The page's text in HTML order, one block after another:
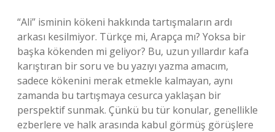
“Ali” isminin kökeni hakkında tartışmaların ardı
arkası kesilmiyor. Türkçe mi, Arapça mı? Yoksa bir
başka kökenden mi geliyor? Bu, uzun yıllardır kafa
karıştıran bir soru ve bu yazıyı yazma amacım,
sadece kökenini merak etmekle kalmayan, aynı
zamanda bu tartışmaya cesurca yaklaşan bir
perspektif sunmak. Çünkü bu tür konular, genellikle
ezberlere ve halk arasında kabul görmüş görüşlere